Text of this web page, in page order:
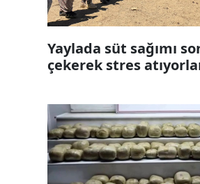
Yaylada süt sağımı
çekerek stres